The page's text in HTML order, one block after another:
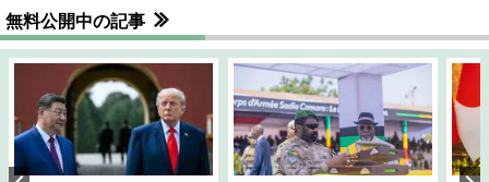
無料公開中の記事